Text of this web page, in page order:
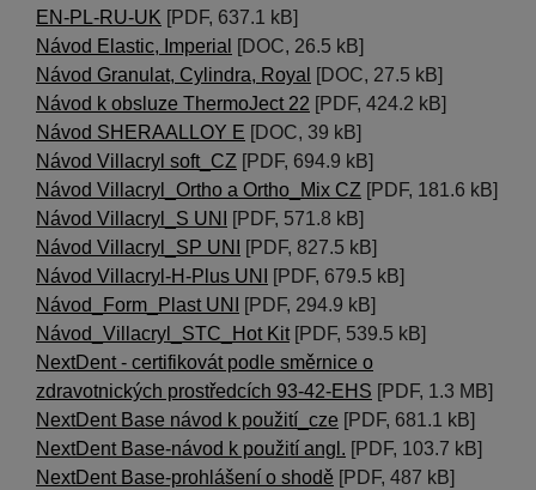
EN-PL-RU-UK [PDF, 637.1 kB]
Návod Elastic, Imperial
[DOC, 26.5 kB]
Návod Granulat, Cylindra, Royal
[DOC, 27.5 kB]
Návod k obsluze ThermoJect 22 [PDF, 424.2 kB]
Návod SHERAALLOY E [DOC, 39 kB]
Návod Villacryl soft_CZ [PDF, 694.9 kB]
Návod Villacryl_Ortho a Ortho_Mix CZ [PDF, 181.6 kB]
Návod Villacryl_S UNI
[PDF, 571.8 kB]
Návod Villacryl_SP UNI
[PDF, 827.5 kB]
Návod Villacryl-H-Plus UNI
[PDF, 679.5 kB]
Návod_Form_Plast UNI
[PDF, 294.9 kB]
Návod_Villacryl_STC_Hot Kit[PDF, 539.5 kB]
NextDent - certifikovát podle směrnice o
zdravotnických prostředcích 93-42-EHS [PDF, 1.3 MB]
NextDent Base návod k použití_cze [PDF, 681.1 kB]
NextDent Base-návod k použití angl. [PDF, 103.7 kB]
NextDent Base-prohlášení o shodě [PDF, 487 kB]